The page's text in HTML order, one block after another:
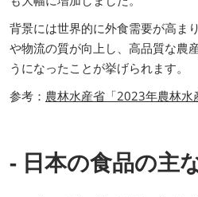
背景には世界的に外食需要が高ま
や物流の質が向上し、高品質な農
うになったことが挙げられます。
参考： 農林水産省「2023年農林水
- 日本の食品の主